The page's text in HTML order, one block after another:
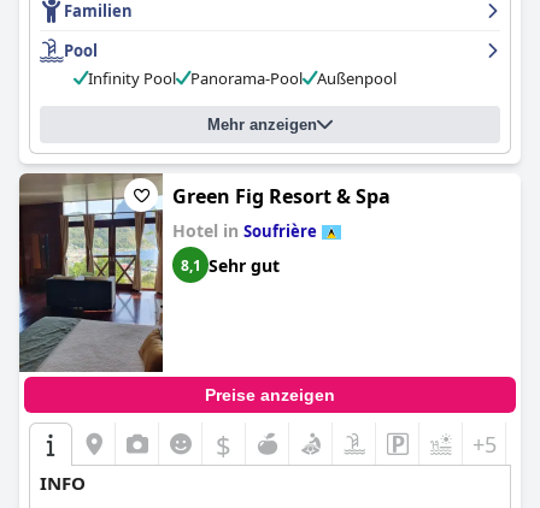
Familien
Pool
Infinity Pool
Panorama-Pool Außenpool
Mehr anzeigen
Green Fig Resort & Spa
Hotel in Soufrière
8,1 Sehr gut
Preise anzeigen
$ +5
INFO